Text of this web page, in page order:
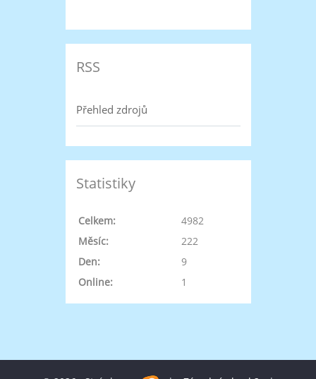
RSS
Přehled zdrojů
Statistiky
Online: 1
Celkem:
4982
Měsíc:
222
Den:
9